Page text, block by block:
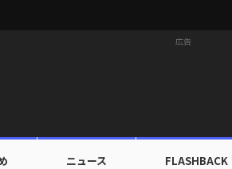
広告
ニュース FLASHBACK